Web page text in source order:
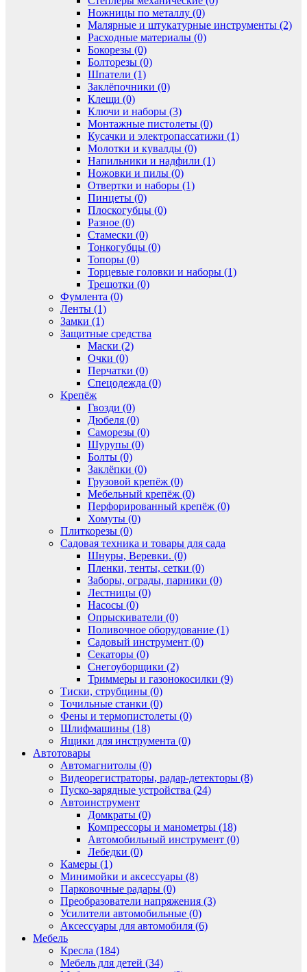
Ножницы по металлу (0)
Малярные и штукатурные инструменты (2)
Расходные материалы (0)
Бокорезы (0)
Болторезы (0)
Шпатели (1)
Заклёпочники (0)
Клещи (0)
Ключи и наборы (3)
Монтажные пистолеты (0)
Кусачки и электропассатижи (1)
Молотки и кувалды (0)
Напильники и надфили (1)
Ножовки и пилы (0)
Отвертки и наборы (1)
Пинцеты (0)
Плоскогубцы (0)
Разное (0)
Стамески (0)
Тонкогубцы (0)
Топоры (0)
Торцевые головки и наборы (1)
Трещотки (0)
Фумлента (0)
Ленты (1)
Замки (1)
Защитные средства
Маски (2)
Очки (0)
Перчатки (0)
Спецодежда (0)
Крепёж
Гвозди (0)
Дюбеля (0)
Саморезы (0)
Шурупы (0)
Болты (0)
Заклёпки (0)
Грузовой крепёж (0)
Мебельный крепёж (0)
Перфорированный крепёж (0)
Хомуты (0)
Плиткорезы (0)
Садовая техника и товары для сада
Шнуры, Веревки. (0)
Пленки, тенты, сетки (0)
Заборы, ограды, парники (0)
Лестницы (0)
Насосы (0)
Опрыскиватели (0)
Поливочное оборудование (1)
Садовый инструмент (0)
Секаторы (0)
Снегоуборщики (2)
Триммеры и газонокосилки (9)
Тиски, струбцины (0)
Точильные станки (0)
Фены и термопистолеты (0)
Шлифмашины (18)
Ящики для инструмента (0)
Автотовары
Автомагнитолы (0)
Видеорегистраторы, радар-детекторы (8)
Пуско-зарядные устройства (24)
Автоинструмент
Домкраты (0)
Компрессоры и манометры (18)
Автомобильный инструмент (0)
Лебедки (0)
Камеры (1)
Минимойки и аксессуары (8)
Парковочные радары (0)
Преобразователи напряжения (3)
Усилители автомобильные (0)
Аксессуары для автомобиля (6)
Мебель
Кресла (184)
Мебель для детей (34)